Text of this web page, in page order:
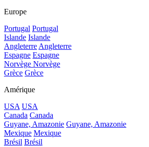
Europe
Portugal Portugal
Islande Islande
AngleterreAngleterre
Espagne Espagne
Norvège Norvège
Grèce Grèce
Amérique
USA USA
Canada Canada
Guyane, Amazonie Guyane, Amazonie
Mexique Mexique
Brésil Brésil